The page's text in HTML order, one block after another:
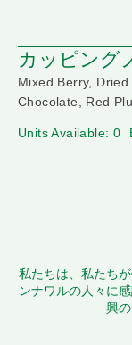
カッピング
Mixed Berry,
Chocolate, Red
Units Available: 0
私たちは、私たち
ンナワルの人々に
興